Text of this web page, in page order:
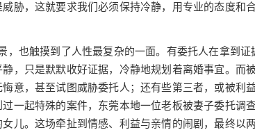
胁，这就要求我们必须保持冷静，用专业的态度和
，也触摸到了人性最复杂的一面。有委托人在拿到证
，只是默默收好证据，冷静地规划着离婚事宜。而
意，甚至试图威胁委托人；还有些第三者，或被利
一起特殊的案件，东莞本地一位老板被妻子委托调
儿。这场牵扯到情感、利益与亲情的闹剧，最终以两